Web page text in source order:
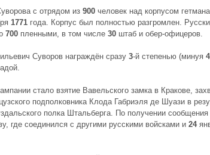
с отрядом из 900 человек над корпусом
1771 года. Корпус был полностью разгромлен.
700 пленными, в том числе 30 штаб и обер-офицеров.
Суворов награждён сразу 3-й степенью (минуя 4
стало взятие Вавельского замка в Кракове,
подполковника Клода Габриэля де Шуази в
полка Штальберга. По получении сообщения
где соединился с другими русскими войсками и 24